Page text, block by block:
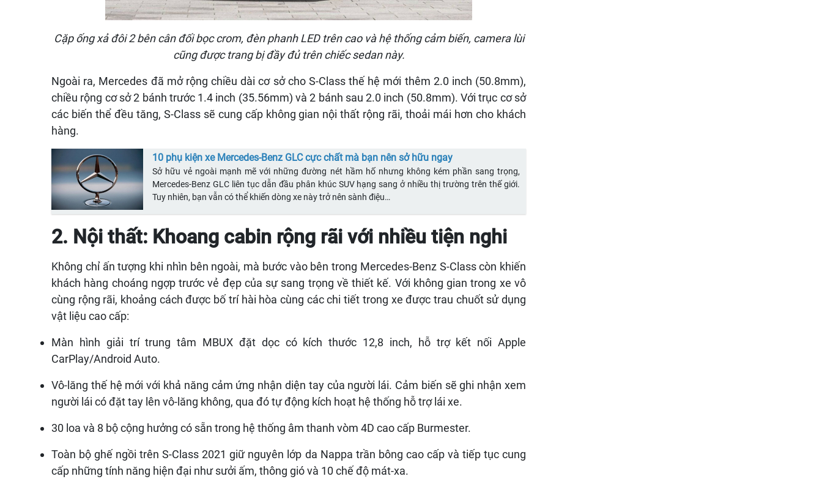
Cặp ống xả đôi 2 bên cân đối bọc crom, đèn phanh LED trên cao và hệ thống cảm biến, camera lùi
cũng được trang bị đầy đủ trên chiếc sedan này.
Ngoài ra, Mercedes đã mở rộng chiều dài cơ sở cho S-Class thế hệ mới thêm 2.0 inch (50.8mm),
chiều rộng cơ sở 2 bánh trước 1.4 inch (35.56mm) và 2 bánh sau 2.0 inch (50.8mm). Với trục cơ sở
các biến thể đều tăng, S-Class sẽ cung cấp không gian nội thất rộng rãi, thoải mái hơn cho khách
hàng.
10 phụ kiện xe Mercedes-Benz GLC cực chất mà bạn nên sở hữu ngay
Sở hữu vẻ ngoài mạnh mẽ với những đường nét hầm hố nhưng không kém phần sang trọng,
Mercedes-Benz GLC liên tục dẫn đầu phân khúc SUV hạng sang ở nhiều thị trường trên thế giới.
Tuy nhiên, bạn vẫn có thể khiến dòng xe này trở nên sành điệu…
2. Nội thất: Khoang cabin rộng rãi với nhiều tiện nghi
Không chỉ ấn tượng khi nhìn bên ngoài, mà bước vào bên trong Mercedes-Benz S-Class còn khiến
khách hàng choáng ngợp trước vẻ đẹp của sự sang trọng về thiết kế. Với không gian trong xe vô
cùng rộng rãi, khoảng cách được bố trí hài hòa cùng các chi tiết trong xe được trau chuốt sử dụng
vật liệu cao cấp:
Màn hình giải trí trung tâm MBUX đặt dọc có kích thước 12,8 inch, hỗ trợ kết nối Apple
CarPlay/Android Auto.
Vô-lăng thế hệ mới với khả năng cảm ứng nhận diện tay của người lái. Cảm biến sẽ ghi nhận xem
người lái có đặt tay lên vô-lăng không, qua đó tự động kích hoạt hệ thống hỗ trợ lái xe.
30 loa và 8 bộ cộng hưởng có sẵn trong hệ thống âm thanh vòm 4D cao cấp Burmester.
Toàn bộ ghế ngồi trên S-Class 2021 giữ nguyên lớp da Nappa trần bông cao cấp và tiếp tục cung
cấp những tính năng hiện đại như sưởi ấm, thông gió và 10 chế độ mát-xa.